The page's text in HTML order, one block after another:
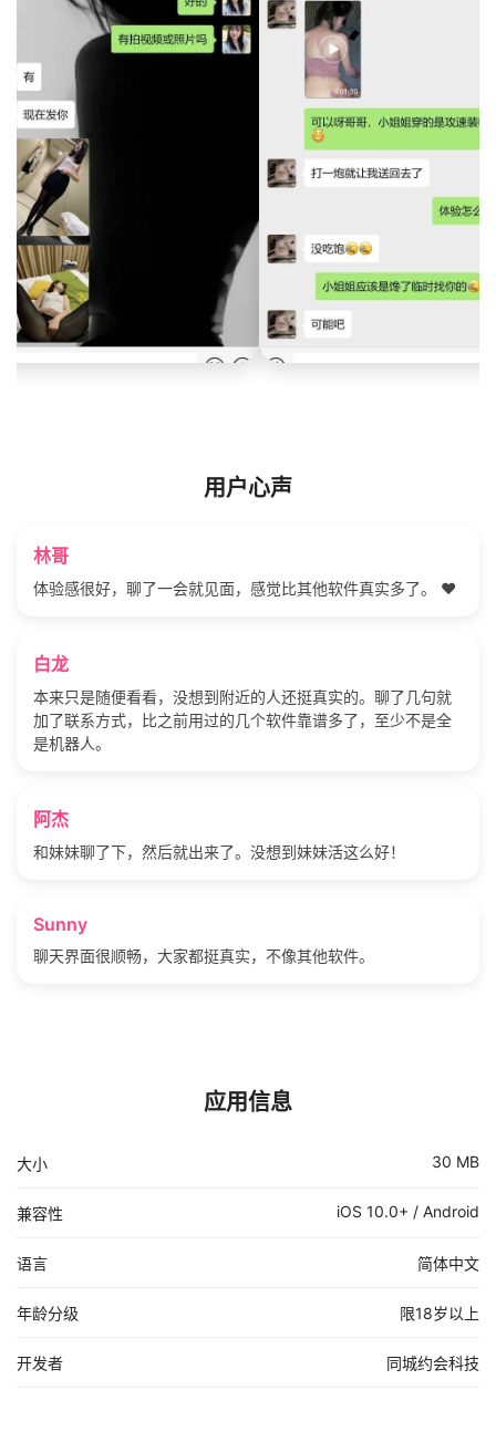
用户心声
林哥
体验感很好，聊了一会就见面，感觉比其他软件真实多了。 ❤️
白龙
本来只是随便看看，没想到附近的人还挺真实的。聊了几句就
加了联系方式，比之前用过的几个软件靠谱多了，至少不是全
是机器人。
阿杰
和妹妹聊了下，然后就出来了。没想到妹妹活这么好！
Sunny
聊天界面很顺畅，大家都挺真实，不像其他软件。
应用信息
大小 30 MB
兼容性 iOS 10.0+ / Android
语言 简体中文
年龄分级 限18岁以上
开发者 同城约会科技